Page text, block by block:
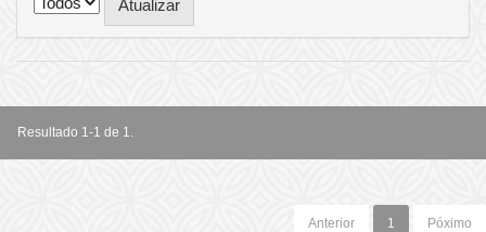
Resultado 1-1 de 1.
Anterior 1 Póximo